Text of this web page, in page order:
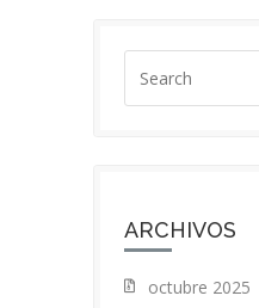
ARCHIVOS
octubre 2025